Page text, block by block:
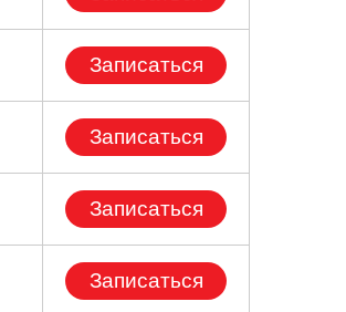
Записаться
Записаться
Записаться
Записаться